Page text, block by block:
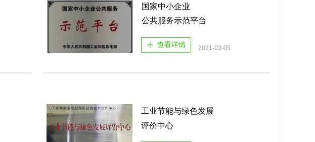
ꄸ 查看详情
国家中小企业
公共服务示范平台
2021-03-05
工业节能与绿色发展
评价中心